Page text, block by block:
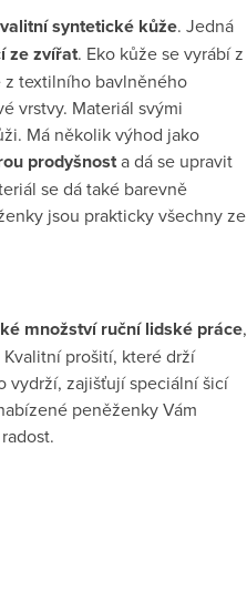
syntetické kůže. Jedná
ze zvířat. Eko kůže se vyrábí z
textilního bavlněného
vrstvy. Materiál svými
Má několik výhod jako
prodyšnosta dá se upravit
se dá také barevně
jsou prakticky všechny ze
množství ruční lidské práce,
prošití, které drží
vydrží, zajišťují speciální šicí
peněženky Vám